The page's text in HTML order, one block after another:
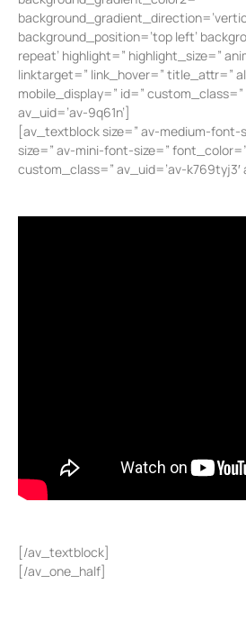
background_position=’top left’
repeat’ highlight=” highlight_size=”
linktarget=” link_hover=” title_attr=”
mobile_display=” id=”
av_uid=’av-9q61n’]
[av_textblock size=” av-medium-font-
size=” av-mini-font-size=”
custom_class=” av_uid=’av-
[/av_textblock]
[/av_one_half]